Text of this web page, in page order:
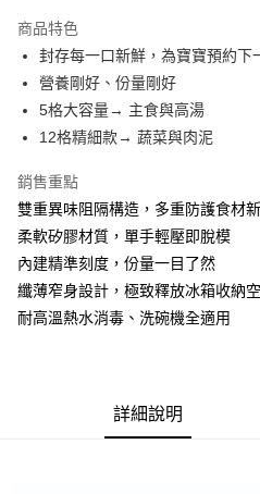
【「AFTEE先享後付」結帳流程】
１．於結帳方式選擇「AFTEE先享後付
結帳頁面，進行簡訊認證並確認金額後
２．訂單成立數日內，您將收到繳費通知
ATM／網路銀行／等多元方式進行付款
※ 請注意：結帳手續完成當下不需立刻
後付繳納相關費用。
※ 交易是否成功請以「AFTEE先享後付
是否繳費成功／繳費後需取消欲退款等
客戶支援中心」https://
【注意事項】
１．透過由恩沛科技股份有限公司提供
易，需依本服務之必要範圍內提供個人
「AFTEE先享後付」，若未經同意申辦
每筆NT$80，滿NT$999(含以上)免
宅配
每筆NT$100，滿NT$999(含以上)免
商品特色
封存每一口新鮮，為寶寶預約下
營養剛好、份量剛好
5格大容量→ 主食與高湯
12格精細款→ 蔬菜與肉泥
銷售重點
雙重異味阻隔構造，多重防護食材
柔軟矽膠材質，單手輕壓即脫模
內建精準刻度，份量一目了然
纖薄窄身設計，極致釋放冰箱收納
耐高溫熱水消毒、洗碗機全適用
詳細說明